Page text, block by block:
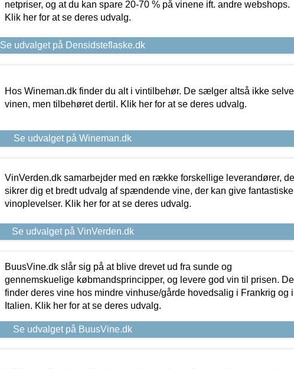
netpriser, og at du kan spare 20-70 % på vinene ift. andre webshops.
Klik her for at se deres udvalg.
Se udvalget på Densidsteflaske.dk
Hos Wineman.dk finder du alt i vintilbehør. De sælger altså ikke selve
vinen, men tilbehøret dertil. Klik her for at se deres udvalg.
Se udvalget på Wineman.dk
VinVerden.dk samarbejder med en række forskellige leverandører,
sikrer dig et bredt udvalg af spændende vine, der kan give fantastiske
vinoplevelser. Klik her for at se deres udvalg.
Se udvalget på VinVerden.dk
BuusVine.dk slår sig på at blive drevet ud fra sunde og
gennemskuelige købmandsprincipper, og levere god vin til prisen. De
finder deres vine hos mindre vinhuse/gårde hovedsalig i Frankrig og i
Italien. Klik her for at se deres udvalg.
Se udvalget på BuusVine.dk